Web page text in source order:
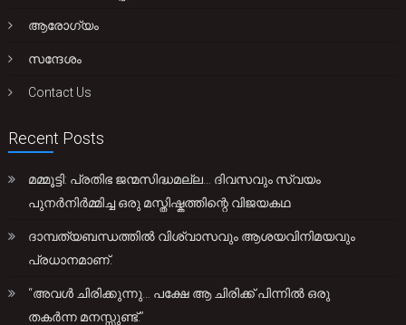
ആരോഗ്യം
സന്ദേശം
Contact Us
Recent Posts
മമ്മൂട്ടി: പ്രതിഭ ജന്മസിദ്ധമല്ല… ദിവസവും സ്വയം
പുനർനിർമ്മിച്ച ഒരു മസ്തിഷ്കത്തിന്റെ വിജയകഥ
ദാമ്പത്യബന്ധത്തിൽ വിശ്വാസവും ആശയവിനിമയവും
പ്രധാനമാണ്.
“അവൾ ചിരിക്കുന്നു… പക്ഷേ ആ ചിരിക്ക് പിന്നിൽ ഒരു
തകർന്ന മനസ്സുണ്ട്.”